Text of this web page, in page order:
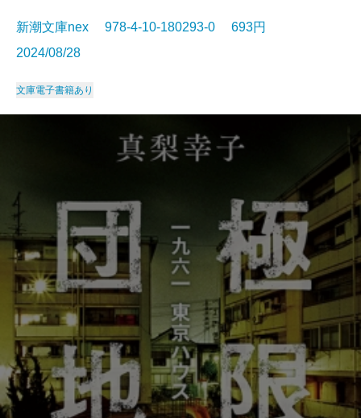
新潮文庫nex 978-4-10-180293-0 693円
2024/08/28
文庫電子書籍あり